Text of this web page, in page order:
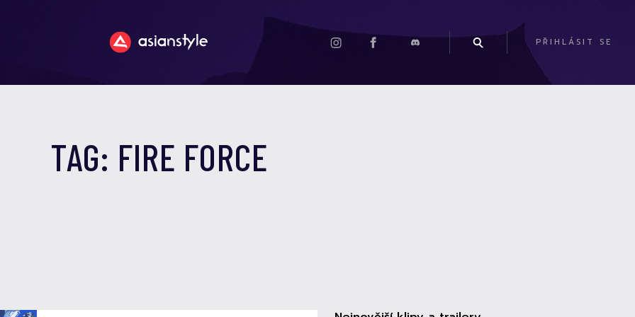
PŘIHLÁSIT SE
TAG: FIRE FORCE